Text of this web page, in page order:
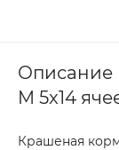
Описание
M 5x14
Крашеная